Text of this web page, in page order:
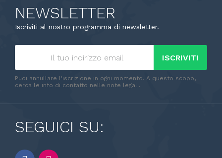
NEWSLETTER
Iscriviti al nostro programma di newsletter.
ISCRIVITI
Puoi annullare l'iscrizione in ogni momento. A questo scopo,
cerca le info di contatto nelle note legali.
SEGUICI SU: